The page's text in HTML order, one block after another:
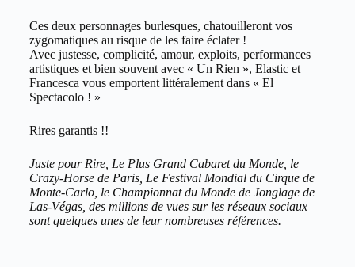
Ces deux personnages burlesques, chatouilleront vos
zygomatiques au risque de les faire éclater !
Avec justesse, complicité, amour, exploits, performances
artistiques et bien souvent avec « Un Rien », Elastic et
Francesca vous emportent littéralement dans « El
Spectacolo ! »
Rires garantis !!
Juste pour Rire, Le Plus Grand Cabaret du Monde, le
Crazy-Horse de Paris, Le Festival Mondial du Cirque de
Monte-Carlo, le Championnat du Monde de Jonglage de
Las-Végas, des millions de vues sur les réseaux sociaux
sont quelques unes de leur nombreuses références.